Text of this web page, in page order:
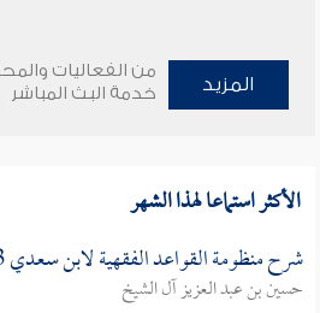
المزيد
من الفعاليات
خدمة البث المباشر
الأكثر استماعا لهذا الشهر
شرح منظومة القواعد الفقهية لابن سعدي 3
حسين بن عبد العزيز آل الشيخ